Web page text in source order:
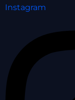
Instagram